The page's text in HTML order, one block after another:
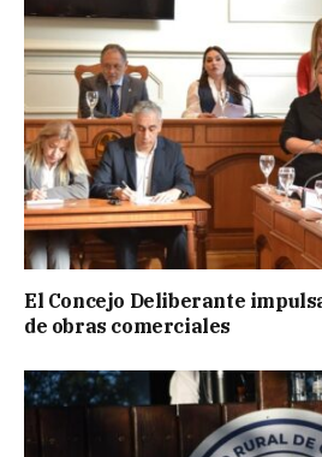
El Concejo Deliberante
de obras comerciales